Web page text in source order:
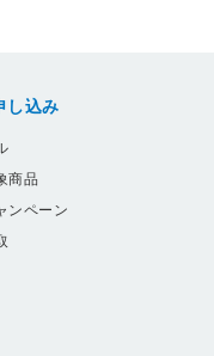
し込み
商品
ンペーン